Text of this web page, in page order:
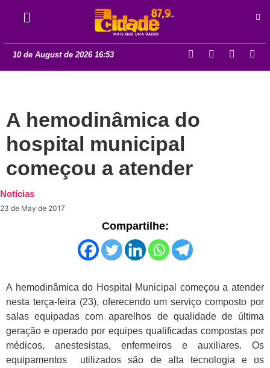
10 de August de 2026 16:53
A hemodinâmica do
hospital municipal
começou a atender
Notícias
23 de May de 2017
Compartilhe:
A hemodinâmica do Hospital Municipal começou a atender
nesta terça-feira (23), oferecendo um serviço composto por
salas equipadas com aparelhos de qualidade de última
geração e operado por equipes qualificadas compostas por
médicos, anestesistas, enfermeiros e auxiliares. Os
equipamentos utilizados são de alta tecnologia e os